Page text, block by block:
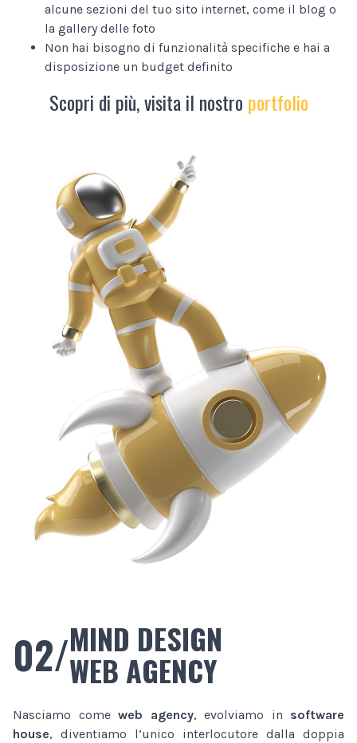
alcune sezioni del tuo sito internet, come il blog o
la gallery delle foto
Non hai bisogno di funzionalità specifiche e hai a
disposizione un budget definito
Scopri di più, visita il nostro portfolio
02/MIND DESIGN
WEB AGENCY
Nasciamo come web agency, evolviamo in software
house, diventiamo l’unico interlocutore dalla doppia